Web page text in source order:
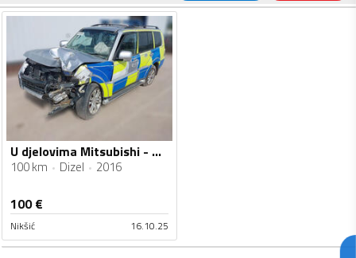
U djelovima Mitsubishi - Pajero Sport
100 km Dizel 2016
100€
Nikšić 16.10.25